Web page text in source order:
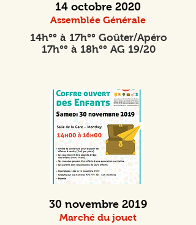
14 octobre 2020
Assemblée Générale
14h°° à 17h°° Goûter/Apéro
17h°° à 18h°° AG 19/20
30 novembre 2019
Marché du jouet